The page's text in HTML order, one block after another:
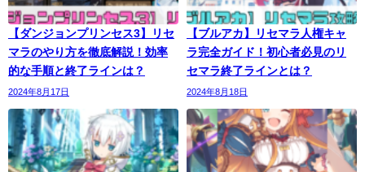
【ダンジョンプリンセス3】リセ
マラのやり方を徹底解説！効率
的な手順と終了ラインは？
2024年8月17日
【ブルアカ】リセマラ人権キャ
ラ完全ガイド！初心者必見のリ
セマラ終了ラインとは？
2024年8月18日